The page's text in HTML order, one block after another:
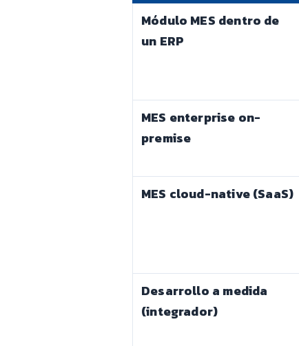
Módulo MES dentro de
un ERP
MES enterprise on-
premise
MES cloud-native (SaaS)
Desarrollo a medida
(integrador)